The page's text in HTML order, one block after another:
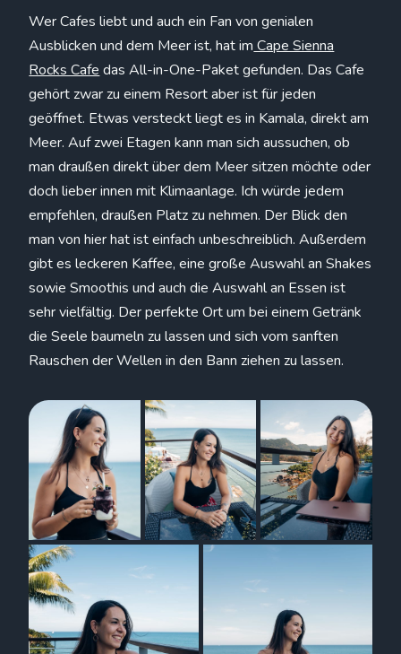
Wer Cafes liebt und auch ein Fan von genialen
Ausblicken und dem Meer ist, hat imCape Sienna
Rocks Cafedas All-in-One-Paket gefunden. Das Cafe
gehört zwar zu einem Resort aber ist für jeden
geöffnet. Etwas versteckt liegt es in Kamala, direkt am
Meer. Auf zwei Etagen kann man sich aussuchen, ob
man draußen direkt über dem Meer sitzen möchte oder
doch lieber innen mit Klimaanlage. Ich würde jedem
empfehlen, draußen Platz zu nehmen. Der Blick den
man von hier hat ist einfach unbeschreiblich. Außerdem
gibt es leckeren Kaffee, eine große Auswahl an Shakes
sowie Smoothis und auch die Auswahl an Essen ist
sehr vielfältig. Der perfekte Ort um bei einem Getränk
die Seele baumeln zu lassen und sich vom sanften
Rauschen der Wellen in den Bann ziehen zu lassen.